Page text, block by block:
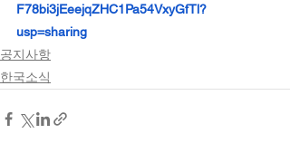
F78bi3jEeejqZHC1Pa54VxyGfTl?
usp=sharing
공지사항
한국소식